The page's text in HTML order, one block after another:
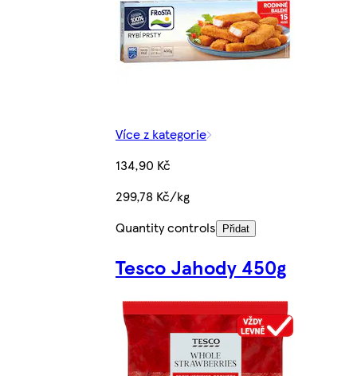
Více z kategorie
134,90 Kč
299,78 Kč/kg
Quantity controls
Přidat
Tesco Jahody 450g